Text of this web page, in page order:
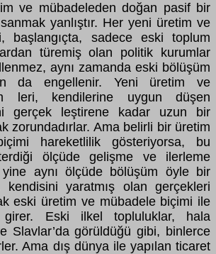
ve mübadeleden doğan pasif bir
yanlıştır. Her yeni üretim ve
başlangıçta, sadece eski toplum
türemiş olan politik kurumlar
aynı zamanda eski bölüşüm
da engellenir. Yeni üretim ve
leri, kendilerine uygun düşen
gerçek leştirene kadar uzun bir
zorundadırlar. Ama belirli bir üretim
hareketlilik gösteriyorsa, bu
ölçüde gelişme ve ilerleme
aynı ölçüde bölüşüm öyle bir
yaratmış olan gerçekleri
eski üretim ve mübadele biçimi ile
girer. Eski ilkel topluluklar, hala
Slavlar’da görüldüğü gibi, binlerce
Ama dış dünya ile yapılan ticaret